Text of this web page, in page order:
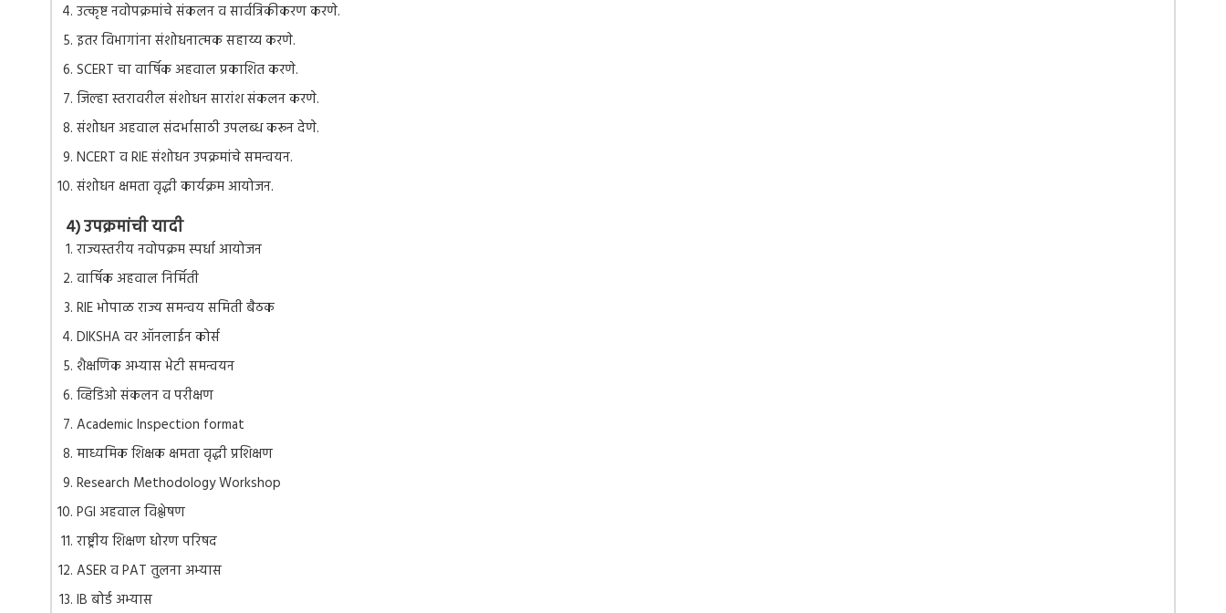
उत्कृष्ट नवोपक्रमांचे संकलन व सार्वत्रिकीकरण करणे.
इतर विभागांना संशोधनात्मक सहाय्य करणे.
SCERT चा वार्षिक अहवाल प्रकाशित करणे.
जिल्हा स्तरावरील संशोधन सारांश संकलन करणे.
संशोधन अहवाल संदर्भासाठी उपलब्ध करून देणे.
NCERT व RIE संशोधन उपक्रमांचे समन्वयन.
संशोधन क्षमता वृद्धी कार्यक्रम आयोजन.
४) उपक्रमांची यादी
राज्यस्तरीय नवोपक्रम स्पर्धा आयोजन
वार्षिक अहवाल निर्मिती
RIE भोपाळ राज्य समन्वय समिती बैठक
DIKSHA वर ऑनलाईन कोर्स
शैक्षणिक अभ्यास भेटी समन्वयन
व्हिडिओ संकलन व परीक्षण
Academic Inspection format
माध्यमिक शिक्षक क्षमता वृद्धी प्रशिक्षण
Research Methodology Workshop
PGI अहवाल विश्लेषण
राष्ट्रीय शिक्षण धोरण परिषद
ASER व PAT तुलना अभ्यास
IB बोर्ड अभ्यास